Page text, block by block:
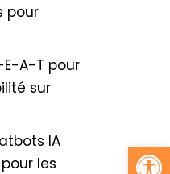
pour
A-T pour
sur
IA
les